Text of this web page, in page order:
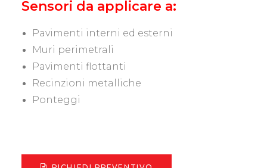
Sensori da applicare a:
Pavimenti interni ed esterni
Muri perimetrali
Pavimenti flottanti
Recinzioni metalliche
Ponteggi